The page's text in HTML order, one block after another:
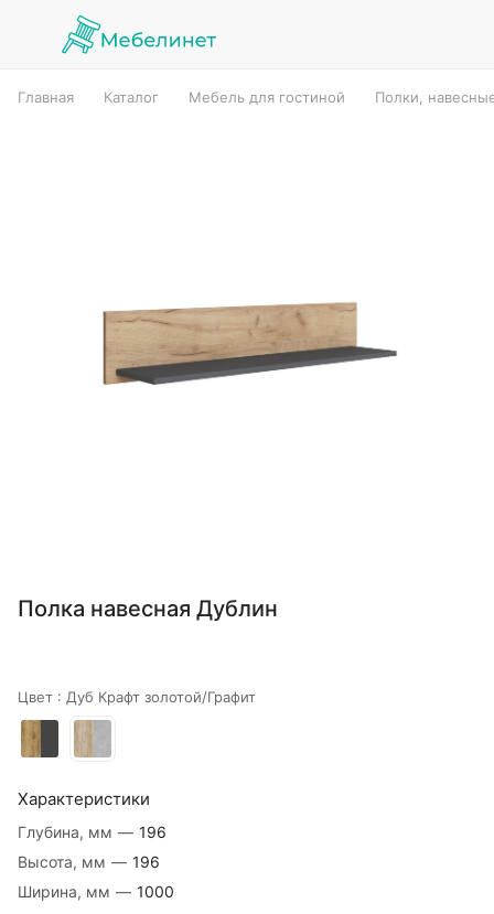
Главная Каталог Мебель для гостиной Полки,
Полка навесная Дублин
Цвет : Дуб Крафт золотой/Графит
Характеристики
Глубина, мм — 196
Высота, мм — 196
Ширина, мм — 1000